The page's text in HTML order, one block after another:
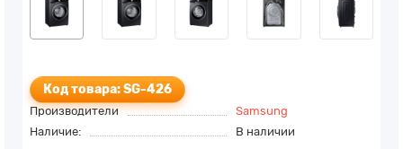
Код товара: SG-426
Производители
Samsung
Наличие:
В наличии